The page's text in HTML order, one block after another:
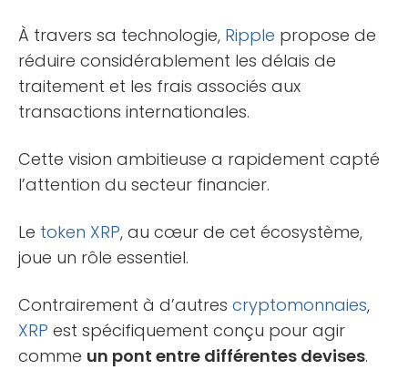
À travers sa technologie, Ripple propose de
réduire considérablement les délais de
traitement et les frais associés aux
transactions internationales.
Cette vision ambitieuse a rapidement capté
l’attention du secteur financier.
Le token XRP, au cœur de cet écosystème,
joue un rôle essentiel.
Contrairement à d’autres cryptomonnaies,
XRP est spécifiquement conçu pour agir
comme un pont entre différentes devises.